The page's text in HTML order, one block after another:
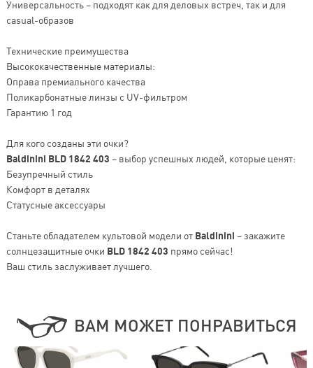
Универсальность – подходят как для деловых встреч, так и для
casual-образов
Технические преимущества
Высококачественные материалы:
Оправа премиального качества
Поликарбонатные линзы с UV-фильтром
Гарантию 1 год
Для кого созданы эти очки?
Baldinini BLD 1842 403 – выбор успешных людей, которые ценят:
Безупречный стиль
Комфорт в деталях
Статусные аксессуары
Станьте обладателем культовой модели от Baldinini – закажите
солнцезащитные очки BLD 1842 403 прямо сейчас!
Ваш стиль заслуживает лучшего.
ВАМ МОЖЕТ ПОНРАВИТЬСЯ